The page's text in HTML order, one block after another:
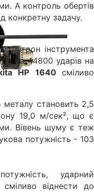
А контроль обертів
конкретну задачу.
патрон інструмента
иа44800 ударів на
HP 1640 сміливо
металу становить 2,5
19,0 м/сек², що є
Вівень шуму є теж
потужність - 103
ударний
віднести до